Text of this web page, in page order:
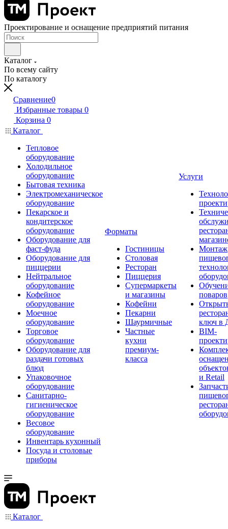
Проектирование и оснащение предприятий питания
Каталог
По всему сайту
По каталогу
Сравнение0
Избранные товары 0
Корзина 0
Каталог
Тепловое
оборудование
Холодильное
оборудование
Бытовая техника
Электромеханическое
оборудование
Пекарское и
кондитерское
оборудование
Оборудование для
фаст-фуда
Оборудование для
пиццерии
Нейтральное
оборудование
Кофейное
оборудование
Моечное
оборудование
Торговое
оборудование
Оборудование для
раздачи готовых
блюд
Упаковочное
оборудование
Санитарно-
гигиеническое
оборудование
Весовое
оборудование
Инвентарь кухонный
Посуда и столовые
приборы
Форматы
Гостиницы
Столовая
Ресторан
Пиццерия
Супермаркеты
и магазины
Кофейни
Пекарни
Шаурмичные
Частные
кухни
премиум-
класса
Услуги
Монтаж
поваров
ключ в
BIM-
и Retail
Каталог